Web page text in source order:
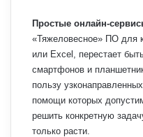
Простые онлайн-
«Тяжеловесное» ПО для
или Excel, перестает
смартфонов и
пользу
помощи которых
решить конкретную
только расти.